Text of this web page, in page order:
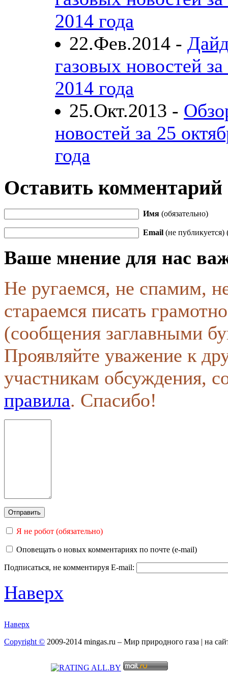
2014 года
22.Фев.2014 -
газовых новостей
2014 года
25.Окт.2013 -
новостей за 25
года
Оставить комментарий
Имя (обязательно)
Email (не публикуется)
Ваше мнение для нас
Не ругаемся, не спамим,
стараемся писать
(сообщения заглавными
Проявляйте уважение к
участникам обсуждения,
правила. Спасибо!
Я не робот (обязательно)
Оповещать о новых комментариях по почте (e-mail)
Подписаться, не комментируя E-mail:
Наверх
Наверх
Copyright © 2009-2014 mingas.ru – Мир природного газа | на